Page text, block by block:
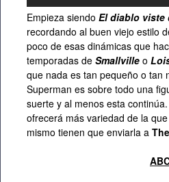
Empieza siendo El diablo viste
recordando al buen viejo estilo
poco de esas dinámicas que
temporadas de Smallville o
que nada es tan pequeño o tan
Superman es sobre todo una
suerte y al menos esta
ofrecerá más variedad de la que
mismo tienen que enviarla a